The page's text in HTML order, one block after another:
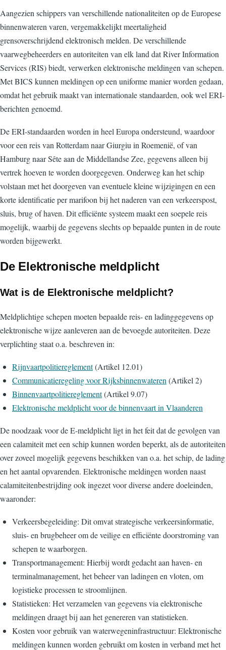
Aangezien schippers van verschillende nationaliteiten op de Europese
binnenwateren varen, vergemakkelijkt meertaligheid
grensoverschrijdend elektronisch melden. De verschillende
vaarwegbeheerders en autoriteiten van elk land dat River Information
Services (RIS) biedt, verwerken elektronische meldingen van schepen.
Met BICS kunnen meldingen op een uniforme manier worden gedaan,
omdat het gebruik maakt van internationale standaarden, ook wel ERI-
berichten genoemd.
De ERI-standaarden worden in heel Europa ondersteund, waardoor
voor een reis van Rotterdam naar Giurgiu in Roemenië, of van
Hamburg naar Sête aan de Middellandse Zee, gegevens alleen bij
vertrek hoeven te worden doorgegeven. Onderweg kan het schip
volstaan met het doorgeven van eventuele kleine wijzigingen en een
korte identificatie per marifoon bij het naderen van een verkeerspost,
sluis, brug of haven. Dit efficiënte systeem maakt een soepele reis
mogelijk, waarbij de gegevens slechts op bepaalde punten in de route
worden bijgewerkt.
De Elektronische meldplicht
Wat is de Elektronische meldplicht?
Meldplichtige schepen moeten bepaalde reis- en ladinggegevens op
elektronische wijze aanleveren aan de bevoegde autoriteiten. Deze
verplichting staat o.a. beschreven in:
Rijnvaartpolitiereglement(Artikel 12.01)
Communicatieregeling voor Rijksbinnenwateren (Artikel 2)
Binnenvaartpolitiereglement(Artikel 9.07)
Elektronische meldplicht voor de binnenvaart in Vlaanderen
De noodzaak voor de E-meldplicht ligt in het feit dat de gevolgen van
een calamiteit met een schip kunnen worden beperkt, als de autoriteiten
over zoveel mogelijk gegevens beschikken van o.a. het schip, de lading
en het aantal opvarenden. Elektronische meldingen worden naast
calamiteitenbestrijding ook ingezet voor diverse andere doeleinden,
waaronder:
Verkeersbegeleiding: Dit omvat strategische verkeersinformatie,
sluis- en brugbeheer om de veilige en efficiënte doorstroming van
schepen te waarborgen.
Transportmanagement: Hierbij wordt gedacht aan haven- en
terminalmanagement, het beheer van ladingen en vloten, om
logistieke processen te stroomlijnen.
Statistieken: Het verzamelen van gegevens via elektronische
meldingen draagt bij aan het genereren van statistieken.
Kosten voor gebruik van waterwegeninfrastructuur: Elektronische
meldingen kunnen worden gebruikt om kosten in verband met het